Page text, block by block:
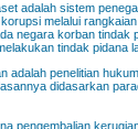
adalah sistem
melalui
negara korban
tindak pidana
adalah penelitian
didasarkan
pengembalian